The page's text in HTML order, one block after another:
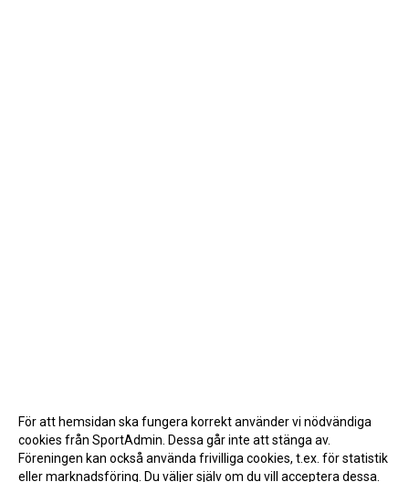
För att hemsidan ska fungera korrekt använder vi nödvändiga
cookies från SportAdmin. Dessa går inte att stänga av.
Föreningen kan också använda frivilliga cookies, t.ex. för statistik
eller marknadsföring. Du väljer själv om du vill acceptera dessa.